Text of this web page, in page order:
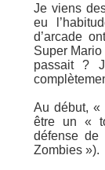
Je viens
eu
d’arcade
Super
passait ?
Au début, «
être un «
défense
Zombies »).